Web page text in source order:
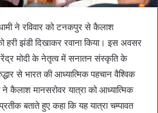
ने रविवार को टनकपुर से कैलाश
हरी झंडी दिखाकर रवाना किया। इस अवसर
मोदी के नेतृत्व में सनातन संस्कृति के
से भारत की आध्यात्मिक पहचान वैश्विक
कैलाश मानसरोवर यात्रा को आध्यात्मिक
बताते हुए कहा कि यह यात्रा चम्पावत